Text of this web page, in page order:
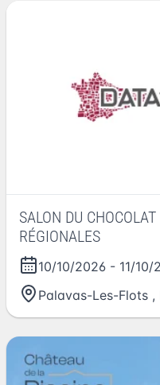
SALON DU
RÉGIONALES
10/10/2026 - 11/10/
Palavas-Les-Flots ,